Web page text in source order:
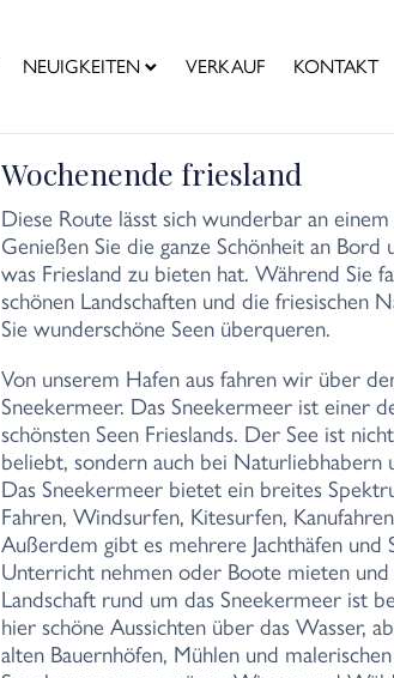
NEUIGKEITEN VERKAUF KONTAKT
Wochenende friesland
Diese Route lässt sich wunderbar an
Genießen Sie die ganze Schönheit an
was Friesland zu bieten hat. Während Sie
schönen Landschaften und die friesischen
Sie wunderschöne Seen überqueren.
Von unserem Hafen aus fahren wir über
Sneekermeer. Das Sneekermeer ist einer
schönsten Seen Frieslands. Der See ist
beliebt, sondern auch bei Naturliebhabern
Das Sneekermeer bietet ein breites
Fahren, Windsurfen, Kitesurfen,
Außerdem gibt es mehrere Jachthäfen und
Unterricht nehmen oder Boote mieten
Landschaft rund um das Sneekermeer ist
hier schöne Aussichten über das Wasser,
alten Bauernhöfen, Mühlen und